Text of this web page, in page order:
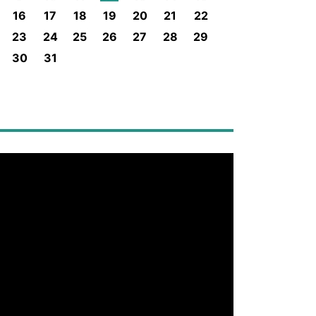
16
17 18 19 20 21
22
23
24 25 26 27 28
29
30
31